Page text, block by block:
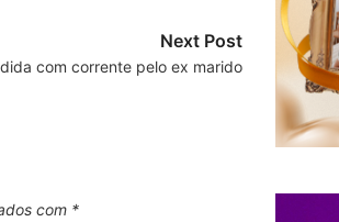
Next Post
com corrente pelo ex marido
com *